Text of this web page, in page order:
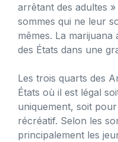
arrêtant des adultes
sommes qui ne leur
mêmes. La marijuana
des États dans une
Les trois quarts des
États où il est légal
uniquement, soit
récréatif. Selon les
principalement les